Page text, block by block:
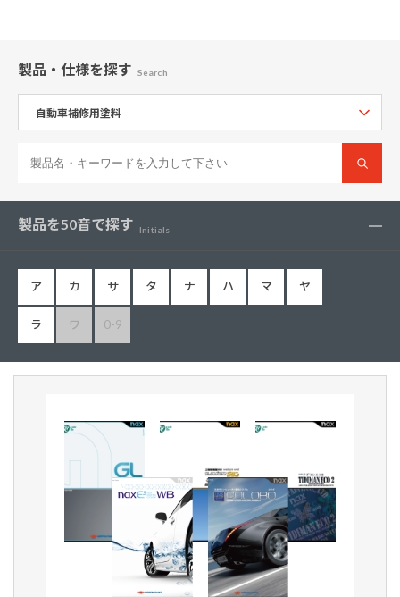
製品・仕様を探す Search
製品を50音で探す Initials
ア カ サ タ ナ ハ マ ヤ
ラ ワ 0-9